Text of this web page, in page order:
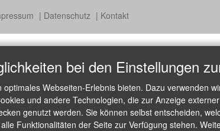
Datenschutz Kontakt
bei den Einstellungen
optimales Webseiten-Erlebnis bieten. Dazu verwenden
und andere Technologien, die zur Anzeige
genutzt werden. Sie können selbst entscheiden,
Funktionalitäten der Seite zur Verfügung stehen.